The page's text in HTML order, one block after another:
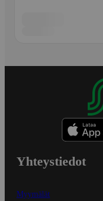
Yhteystiedot
Myymälät